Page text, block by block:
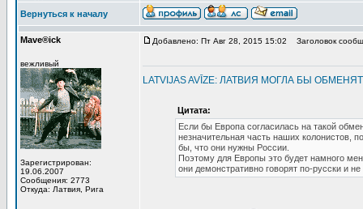
Вернуться к началу
Mave®ick
вежливый
Зарегистрирован:
19.06.2007
Сообщения: 2773
Откуда: Латвия, Рига
Добавлено: Пт Авг 28, 2015 15:02 Заголовок
LATVIJAS AVĪZE: ЛАТВИЯ МОГЛА БЫ
Цитата:
Если бы Европа согласилась на такой
незначительная часть наших колонистов,
бы, что они нужны России.
Поэтому для Европы это будет намного
они демонстративно говорят по-русски и